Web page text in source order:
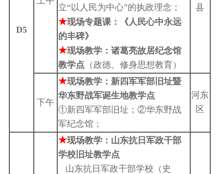
D5
立“以人民为中心”的执政理念；
★现场专题课：《人民心中永远
的丰碑》
★现场教学：诸葛亮故居纪念馆
教学点 （政德、修身思想教育）
县
下午
★现场教学：新四军军部旧址暨
华东野战军诞生地教学点
①新四军军部旧址；②华东野战
军纪念馆；
河东
区
★现场教学： 山东抗日军政干部
学校旧址教学点
山东抗日军政干部学校（史